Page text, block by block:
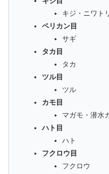
キジ・ニワト
ペリカン目
サギ
タカ目
タカ
ツル目
ツル
カモ目
マガモ・潜水
ハト目
ハト
フクロウ目
フクロウ